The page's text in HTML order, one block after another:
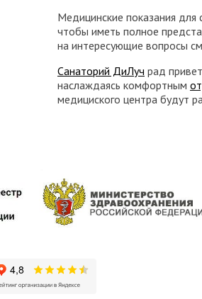
Медицинские показания для
чтобы иметь полное
на интересующие вопросы
Санаторий ДиЛуч рад
наслаждаясь комфортным
медициского центра будут